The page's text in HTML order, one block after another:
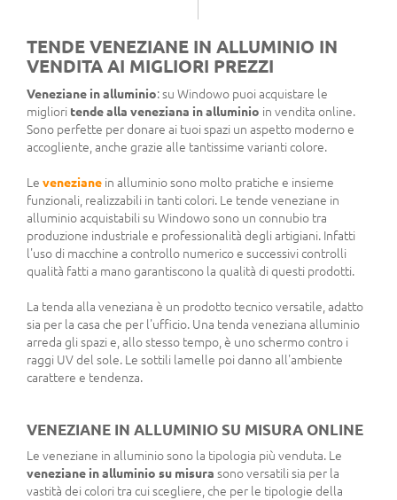
TENDE VENEZIANE IN ALLUMINIO IN
VENDITA AI MIGLIORI PREZZI
Veneziane in alluminio: su Windowo puoi acquistare le
migliori tende alla veneziana in alluminio in vendita online.
Sono perfette per donare ai tuoi spazi un aspetto moderno e
accogliente, anche grazie alle tantissime varianti colore.
Le veneziane in alluminio sono molto pratiche e insieme
funzionali, realizzabili in tanti colori. Le tende veneziane in
alluminio acquistabili su Windowo sono un connubio tra
produzione industriale e professionalità degli artigiani. Infatti
l'uso di macchine a controllo numerico e successivi controlli
qualità fatti a mano garantiscono la qualità di questi prodotti.
La tenda alla veneziana è un prodotto tecnico versatile, adatto
sia per la casa che per l'ufficio. Una tenda veneziana alluminio
arreda gli spazi e, allo stesso tempo, è uno schermo contro i
raggi UV del sole. Le sottili lamelle poi danno all'ambiente
carattere e tendenza.
VENEZIANE IN ALLUMINIO SU MISURA ONLINE
Le veneziane in alluminio sono la tipologia più venduta. Le
veneziane in alluminio su misura sono versatili sia per la
vastità dei colori tra cui scegliere, che per le tipologie della